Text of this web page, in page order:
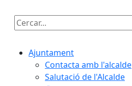
Cercar:
Ajuntament
Contacta amb l'alcalde
Salutació de l'Alcalde